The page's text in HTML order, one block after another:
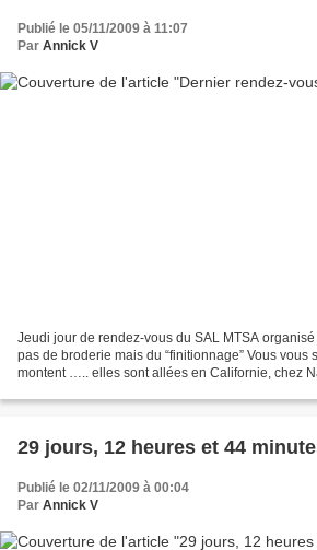
Publié le 05/11/2009 à 11:07
Par Annick V
Jeudi jour de rendez-vous du SAL MTSA
pas de broderie mais du “finitionnage” Vous vous
montent ….. elles sont allées en Californie, chez
29 jours, 12 heures et 44
Publié le 02/11/2009 à 00:04
Par Annick V